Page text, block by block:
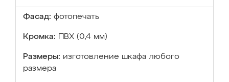
Фасад: фотопечать
Кромка: ПВХ (0,4 мм)
Размеры: изготовление шкафа любого
размера